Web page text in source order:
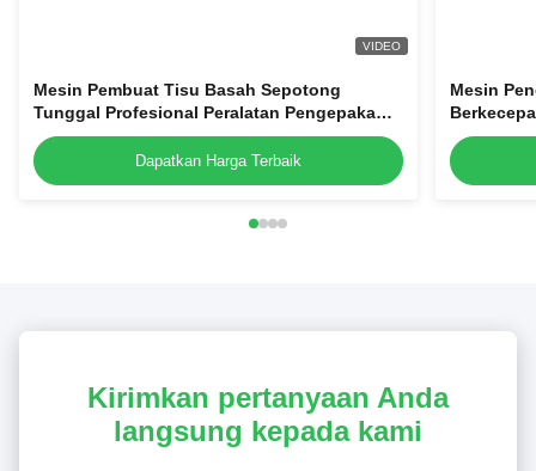
VIDEO
Mesin Pembuat Tisu Basah Sepotong
Tunggal Profesional Peralatan Pengepakan
Jaringan Penyegel Empat Sisi
Dapatkan Harga Terbaik
Mesin
Bantalan
Sisi
Kirimkan pertanyaan Anda
langsung kepada kami